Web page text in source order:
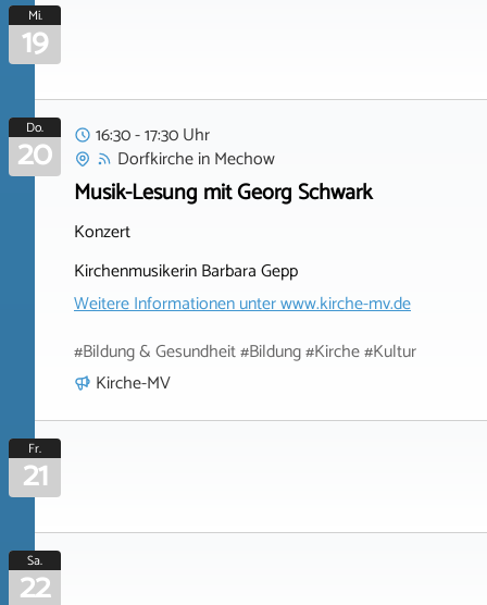
Mi.
19
Do.
20
16:30 - 17:30 Uhr
DorfkircheinMechow
Musik-Lesung mit Georg Schwark
Konzert
Kirchenmusikerin Barbara Gepp
Weitere Informationen unterwww.kirche-mv.de
#Bildung & Gesundheit #Bildung #Kirche #Kultur
Kirche-MV
Fr.
21
Sa.
22